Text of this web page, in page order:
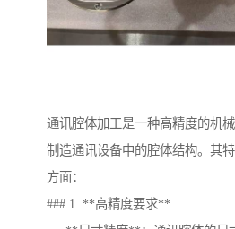
通讯腔体加工是一种高精度的机
制造通讯设备中的腔体结构。其
方面：
### 1. **高精度要求**